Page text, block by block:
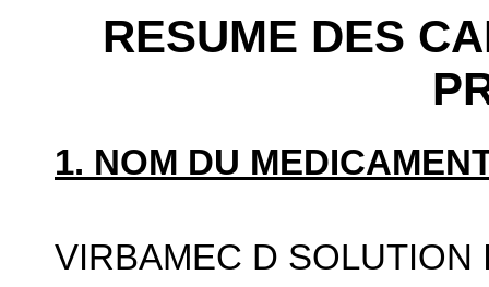
RESUME DES
1. NOM DU
VIRBAMEC D SOLUTION